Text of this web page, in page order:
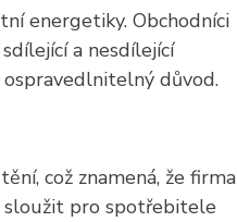
energetiky. Obchodníci
a nesdílející
důvod.
což znamená, že firma
sloužit pro spotřebitele